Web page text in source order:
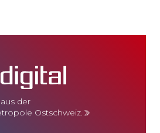
der
Ostschweiz.